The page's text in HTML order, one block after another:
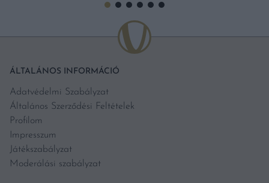
ÁLTALÁNOS INFORMÁCIÓ
Adatvédelmi Szabályzat
Általános Szerződési Feltételek
Profilom
Impresszum
Játékszabályzat
Moderálási szabályzat